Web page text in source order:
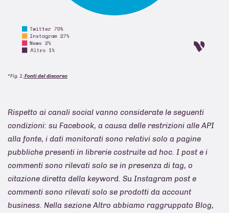
*Fig. 1:Fonti del discorso
Rispetto ai canali social vanno considerate le seguenti
condizioni: su Facebook, a causa delle restrizioni alle API
alla fonte, i dati monitorati sono relativi solo a pagine
pubbliche presenti in librerie costruite ad hoc. I post e i
commenti sono rilevati solo se in presenza di tag, o
citazione diretta della keyword. Su Instagram post e
commenti sono rilevati solo se prodotti da account
business. Nella sezione Altro abbiamo raggruppato Blog,